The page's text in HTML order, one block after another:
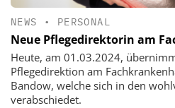
NEWS • PERSONAL
Neue Pflegedirektorin am
Heute, am 01.03.2024,
Pflegedirektion am
Bandow, welche sich in den
verabschiedet.